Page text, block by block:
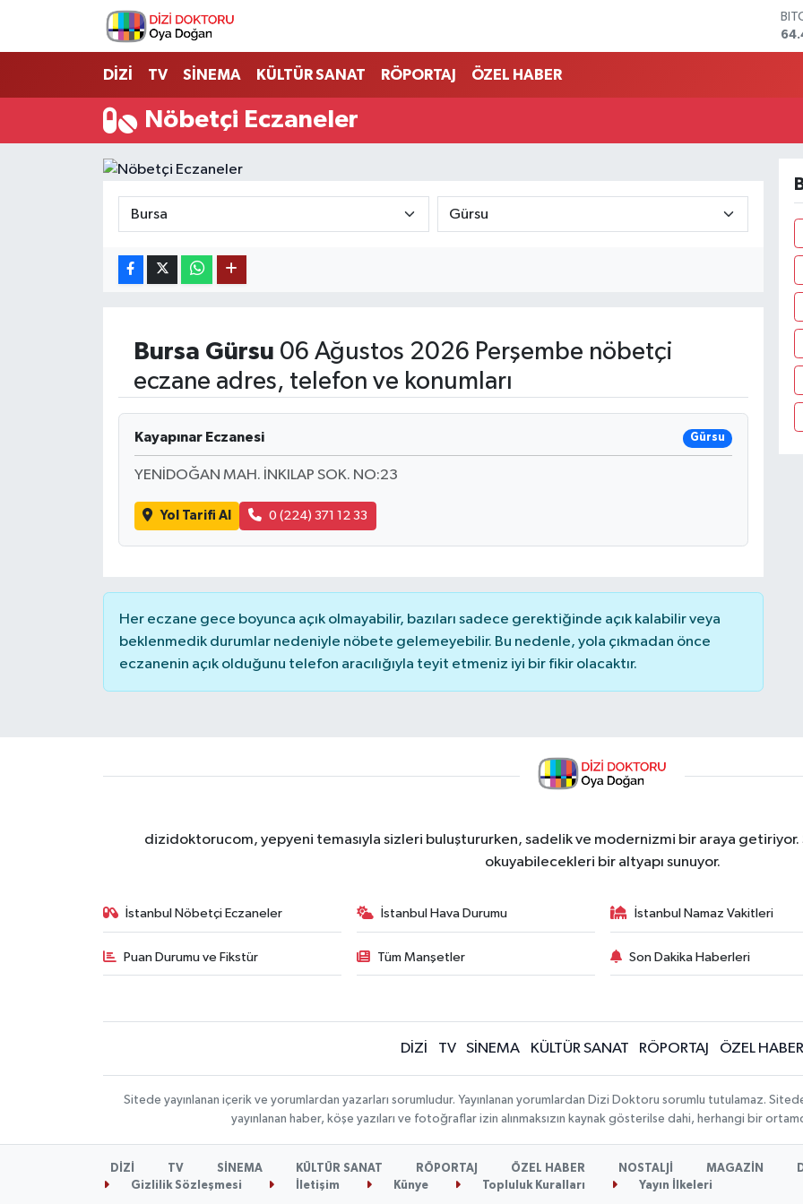
DİZİ TV SİNEMA KÜLTÜR SANAT RÖPORTAJ ÖZEL HABER
Nöbetçi Eczaneler
Bursa Gürsu 06 Ağustos 2026 Perşembe nöbetçi
eczane adres, telefon ve konumları
Kayapınar Eczanesi Gürsu
YENİDOĞAN MAH. İNKILAP SOK. NO:23
Yol Tarifi Al 0 (224) 371 12 33
Her eczane gece boyunca açık olmayabilir, bazıları sadece gerektiğinde açık kalabilir veya
beklenmedik durumlar nedeniyle nöbete gelemeyebilir. Bu nedenle, yola çıkmadan önce
eczanenin açık olduğunu telefon aracılığıyla teyit etmeniz iyi bir fikir olacaktır.
dizidoktorucom, yepyeni temasıyla sizleri buluştururken, sadelik ve modernizmi bir araya getiriyor.
okuyabilecekleri bir altyapı sunuyor.
İstanbul Nöbetçi Eczaneler İstanbul Hava Durumu İstanbul Namaz Vakitleri
Puan Durumu ve Fikstür Tüm Manşetler Son Dakika Haberleri
DİZİ TV SİNEMA KÜLTÜR SANAT RÖPORTAJ ÖZEL HABER
Sitede yayınlanan içerik ve yorumlardan yazarları sorumludur. Yayınlanan yorumlardan Dizi Doktoru sorumlu tutulamaz.
yayınlanan haber, köşe yazıları ve fotoğraflar izin alınmaksızın kaynak gösterilse dahi, herhangi bir
DİZİ TV SİNEMA KÜLTÜR SANAT RÖPORTAJ ÖZEL HABER NOSTALJİ MAGAZİN
Gizlilik Sözleşmesi
İletişim Künye Topluluk Kuralları Yayın İlkeleri
İstanbul Nöbetçi Eczaneler
İstanbul Hava Durumu
İstanbul Namaz Vakitleri
Son Dakika Haberleri
Haber Arşivi